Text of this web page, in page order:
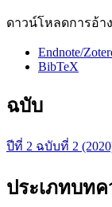
ดาวน์โหลดการอ้า
Endnote/
BibTeX
ฉบับ
ปีที่ 2 ฉบับที่ 2
ประเภทบทค